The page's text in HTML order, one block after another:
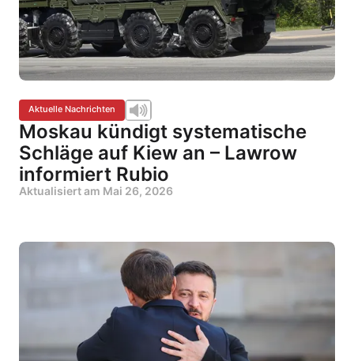
Aktuelle Nachrichten
Moskau kündigt systematische
Schläge auf Kiew an – Lawrow
informiert Rubio
Aktualisiert am Mai 26, 2026